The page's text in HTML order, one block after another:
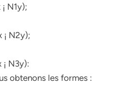
N1y);
¡ N2y);
¡ N3y):
obtenons les formes :